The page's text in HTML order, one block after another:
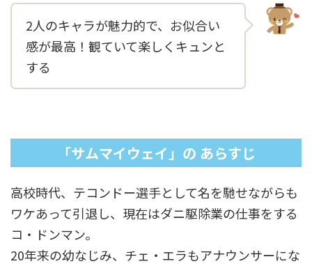
2人のキャラが魅力的で、お似合い
感が最高！観ていて楽しくキュンと
する
「サムマイウェイ」の あらすじ
高校時代、テコンドー選手として名を馳せながらも
ワケあって引退し、現在はダニ駆除業の仕事をする
コ・ドンマン。
20年来の幼なじみ、チェ・エラもアナウンサーにな